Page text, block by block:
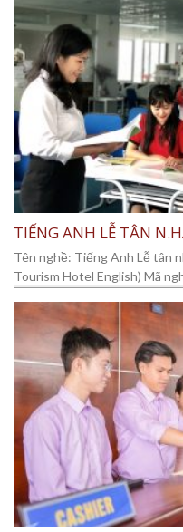
TIẾNG ANH LỄ TÂN
Tên nghề: Tiếng Anh Lễ tân
Tourism Hotel English) Mã